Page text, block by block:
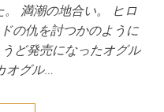
満潮の地合い。 ヒロ
の仇を討つかのように
ど発売になったオグル
オグル…